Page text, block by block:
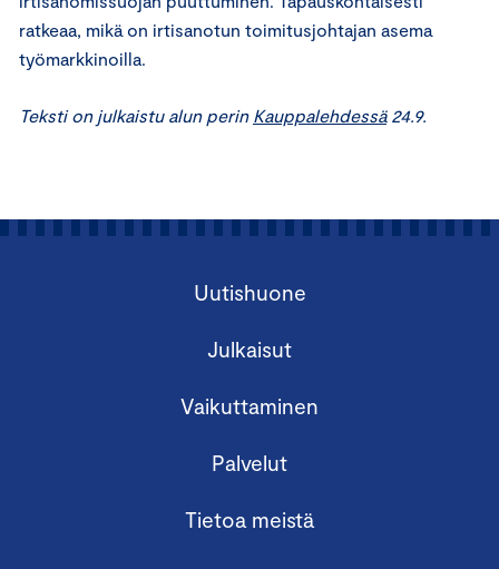
ratkeaa, mikä on irtisanotun toimitusjohtajan asema
työmarkkinoilla.
Teksti on julkaistu alun perin Kauppalehdessä24.9.
Uutishuone
Julkaisut
Vaikuttaminen
Palvelut
Tietoa meistä